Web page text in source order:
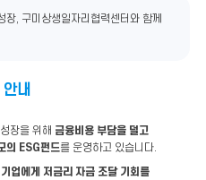
, 구미상생일자리협력센터와 함께
내
장을 위해 금융비용 부담을 덜고
의 ESG펀드를 운영하고 있습니다.
업에게 저금리 자금 조달 기회를